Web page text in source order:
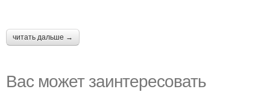
читать дальше →
Вас может заинтересовать